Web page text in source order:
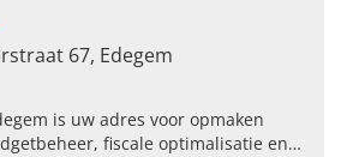
67, Edegem
is uw adres voor opmaken
fiscale optimalisatie en